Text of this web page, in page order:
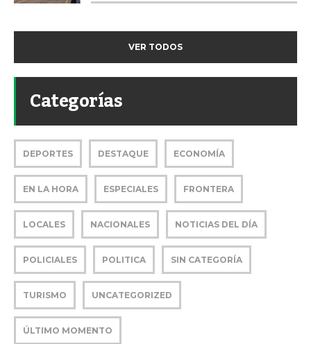
VER TODOS
Categorías
DEPORTES DESTAQUE ECONOMÍA
EN LA HORA ESPECIALES FRONTERA
LOCALES NACIONALES NOTICIAS DEL DÍA
POLICIALES POLITICA SIN CATEGORÍA
TURISMO UNCATEGORIZED
ÚLTIMO MOMENTO